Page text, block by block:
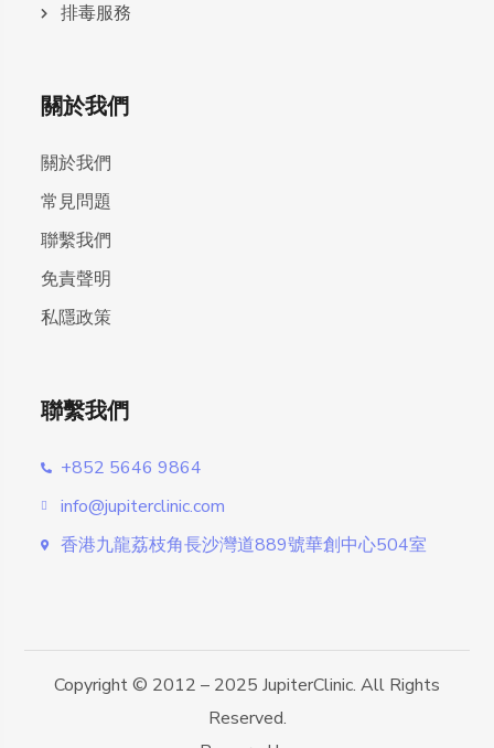
排毒服務
關於我們
關於我們
常見問題
聯繫我們
免責聲明
私隱政策
聯繫我們
+852 5646 9864
info@jupiterclinic.com
香港九龍荔枝角長沙灣道889號華創中心504室
Copyright © 2012 – 2025 JupiterClinic. All Rights
Reserved.